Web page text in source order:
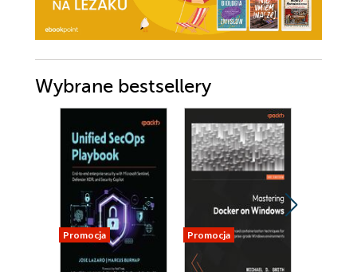
Wybrane bestsellery
Promocja Promocja